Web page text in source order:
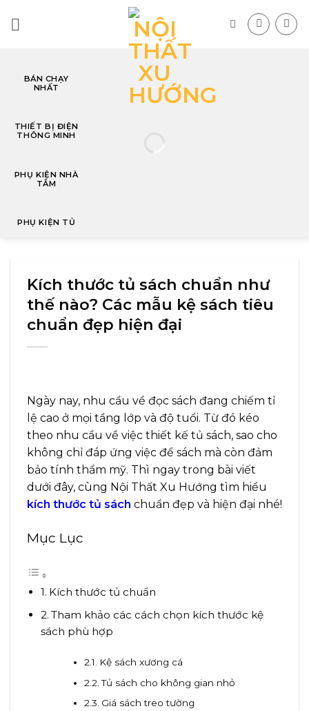
BÁN CHẠY
NHẤT
THIẾT BỊ ĐIỆN
THÔNG MINH
PHỤ KIỆN NHÀ
TẮM
PHỤ KIỆN TỦ
Kích thước tủ sách chuẩn như
thế nào? Các mẫu kệ sách tiêu
chuẩn đẹp hiện đại
Ngày nay, nhu cầu về đọc sách đang chiếm tỉ
lệ cao ở mọi tầng lớp và độ tuổi. Từ đó kéo
theo nhu cầu về việc thiết kế tủ sách, sao cho
không chỉ đáp ứng việc để sách mà còn đảm
bảo tính thẩm mỹ. Thì ngay trong bài viết
dưới đây, cùng Nội Thất Xu Hướng tìm hiểu
kích thước tủ sách chuẩn đẹp và hiện đại nhé!
Mục Lục
Kích thước tủ chuẩn
Tham khảo các cách chọn kích thước kệ
sách phù hợp
Kệ sách xương cá
Tủ sách cho không gian nhỏ
Giá sách treo tường